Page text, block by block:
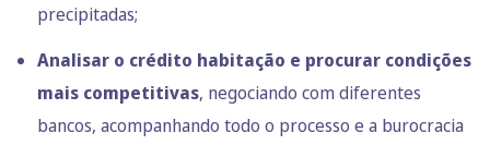
precipitadas;
Analisar o crédito habitação e procurar condições
mais competitivas, negociando com diferentes
bancos, acompanhando todo o processo e a burocracia